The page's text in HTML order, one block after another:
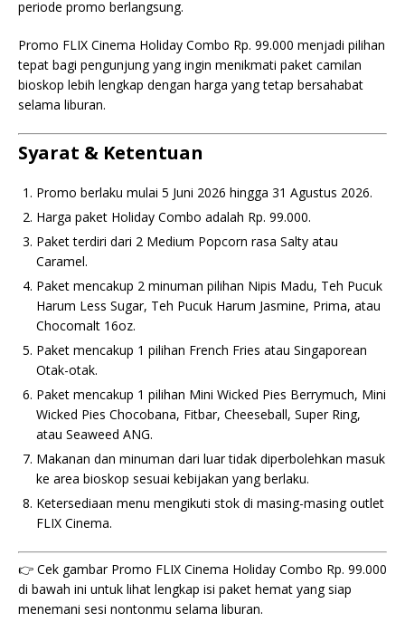
periode promo berlangsung.
Promo FLIX Cinema Holiday Combo Rp. 99.000 menjadi pilihan
tepat bagi pengunjung yang ingin menikmati paket camilan
bioskop lebih lengkap dengan harga yang tetap bersahabat
selama liburan.
Syarat & Ketentuan
Promo berlaku mulai 5 Juni 2026 hingga 31 Agustus 2026.
Harga paket Holiday Combo adalah Rp. 99.000.
Paket terdiri dari 2 Medium Popcorn rasa Salty atau
Caramel.
Paket mencakup 2 minuman pilihan Nipis Madu, Teh Pucuk
Harum Less Sugar, Teh Pucuk Harum Jasmine, Prima, atau
Chocomalt 16oz.
Paket mencakup 1 pilihan French Fries atau Singaporean
Otak-otak.
Paket mencakup 1 pilihan Mini Wicked Pies Berrymuch, Mini
Wicked Pies Chocobana, Fitbar, Cheeseball, Super Ring,
atau Seaweed ANG.
Makanan dan minuman dari luar tidak diperbolehkan masuk
ke area bioskop sesuai kebijakan yang berlaku.
Ketersediaan menu mengikuti stok di masing-masing outlet
FLIX Cinema.
👉 Cek gambar Promo FLIX Cinema Holiday Combo Rp. 99.000
di bawah ini untuk lihat lengkap isi paket hemat yang siap
menemani sesi nontonmu selama liburan.